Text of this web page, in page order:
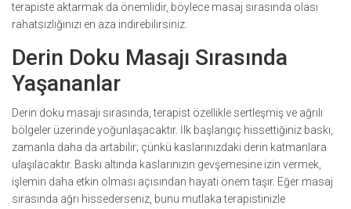
terapiste aktarmak da önemlidir, böylece masaj sırasında olası
rahatsızlığınızı en aza indirebilirsiniz.
Derin Doku Masajı Sırasında
Yaşananlar
Derin doku masajı sırasında, terapist özellikle sertleşmiş ve ağrılı
bölgeler üzerinde yoğunlaşacaktır. İlk başlangıç hissettiğiniz baskı,
zamanla daha da artabilir; çünkü kaslarınızdaki derin katmanlara
ulaşılacaktır. Baskı altında kaslarınızın gevşemesine izin vermek,
işlemin daha etkin olması açısından hayati önem taşır. Eğer masaj
sırasında ağrı hissederseniz, bunu mutlaka terapistinizle